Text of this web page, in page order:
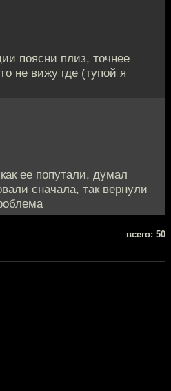
поясни плиз, точнее
не вижу где (тупой я
ее попутали, думал
сначала, так вернули
всего: 50